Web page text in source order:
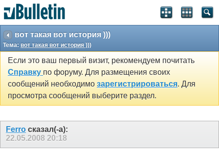
вот такая вот история )))
Тема: вот такая вот история )))
Если это ваш первый визит, рекомендуем почитать
Справку по форуму. Для размещения своих
сообщений необходимо зарегистрироваться. Для
просмотра сообщений выберите раздел.
Ferro сказал(-а):
22.05.2008 20:18